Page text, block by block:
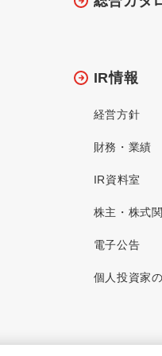
IR情報
経営方針
財務・業績
IR資料室
株主・株式
電子公告
個人投資家